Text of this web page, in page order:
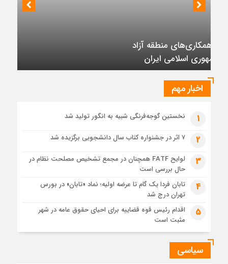
واردات بنزین
رسیده است
6 روز قبل
عرضه اولیه تابان فردا (بزرگترین عرضه اولیه تاریخ بورس) از
نگاهی دیگر
1 هفته قبل
حل موانع صادرات برق
نشست رئیس هیأت مدیره گروه سرمایه‌گذاری اهداف با مدیران ارشد شرکت
تأکید بر تداوم حمایت از فاز دوم توسعه میدان
نفتی آذر
اخبار مهم
1 نخستین گوجه‌فرنگی شبیه به انگور تولید شد
2 ۷ اثر در جشنواره کتاب سال دانشجویی برگزیده شد
3
لوایح FATF همچنان در مجمع تشخیص مصلحت نظام در
حال بررسی است
4
تابان فردا یک گام تا عرضه اولیه؛ نماد «تابان» در بورس
تهران درج شد
5
اقدام رئیس قوه قضاییه برای احیای حقوق عامه در شهر
مثبت است
سیاسی